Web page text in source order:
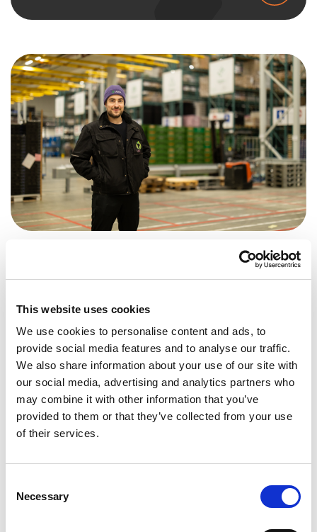
This website uses cookies
We use cookies to personalise content and ads, to
provide social media features and to analyse our traffic.
We also share information about your use of our site with
our social media, advertising and analytics partners who
may combine it with other information that you’ve
provided to them or that they’ve collected from your use
of their services.
Selection
Necessary
mankracht. Ze hadden behoefte aan een bureau
dat meedenkt, flexibel is en écht werk maakt van
binding. Die partner vonden ze in HOBIJ.
Lees meerLogistiek